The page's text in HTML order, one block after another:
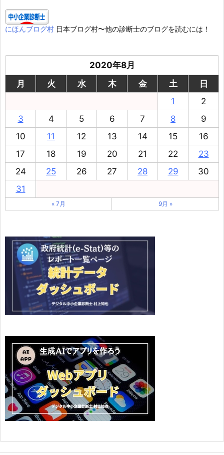
にほんブログ村 日本ブログ村〜他の診断士のブログを読むには！
2020年8月
月
火 水 木 金 土
日
1
2
3
4 5 6 7 8
9
10
11 12 13 14 15
16
17
18 19 20 21 22
23
24
25 26 27 28 29
30
31
« 7月 9月 »